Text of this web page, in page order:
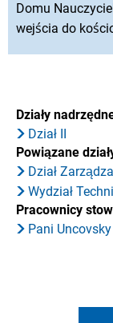
Domu
wejścia do
Działy
Dział II
Powiązane
Dział
Wydział
Pracownicy
Pani Uncovsky